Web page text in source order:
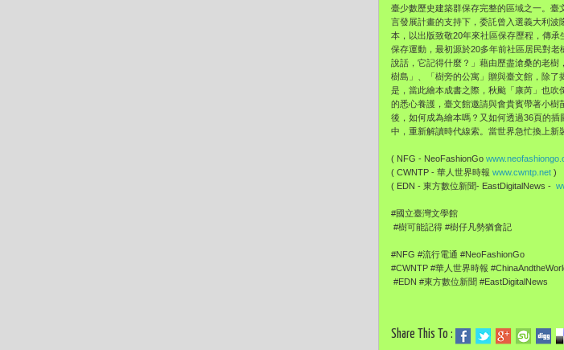
臺少數歷史建築群保存完整的區域之一。
言發展計畫的支持下，委託曾入選義大利
本，以出版致敬20年來社區保存歷程，傳
保存運動，最初源於20多年前社區居民對
說話，它記得什麼？」藉由歷盡滄桑的老
樹島」、「樹旁的公寓」贈與臺文館，除
是，當此繪本成書之際，秋颱「康芮」也吹
的悉心養護，臺文館邀請與會貴賓帶著小
後，如何成為繪本嗎？又如何透過36頁的
中，重新解讀時代線索。當世界急忙換上新
( NFG - NeoFashionGo
( CWNTP - 華人世界時報 www.cwntp.net )
( EDN - 東方數位新聞- EastDigitalNews -
#國立臺灣文學館
#樹可能記得 #樹仔凡勢猶會記
#NFG #流行電通 #NeoFashionGo
#CWNTP #華人世界時報
#EDN #東方數位新聞 #EastDigitalNews
Share This To :